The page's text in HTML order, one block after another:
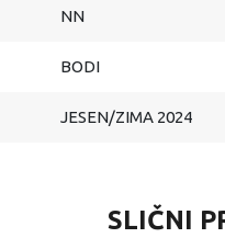
NN
BODI
JESEN/ZIMA 2024
SLIČNI